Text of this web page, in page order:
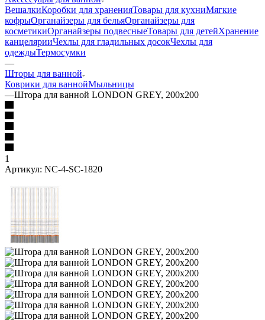
ВешалкиКоробки для храненияТовары для кухниМягкие
кофрыОрганайзеры для бельяОрганайзеры для
косметикиОрганайзеры подвесныеТовары для детейХранение
канцелярииЧехлы для гладильных досокЧехлы для
одеждыТермосумки
—
Шторы для ванной
Коврики для ваннойМыльницы
—Штора для ванной LONDON GREY, 200х200
1
Артикул: NC-4-SC-1820